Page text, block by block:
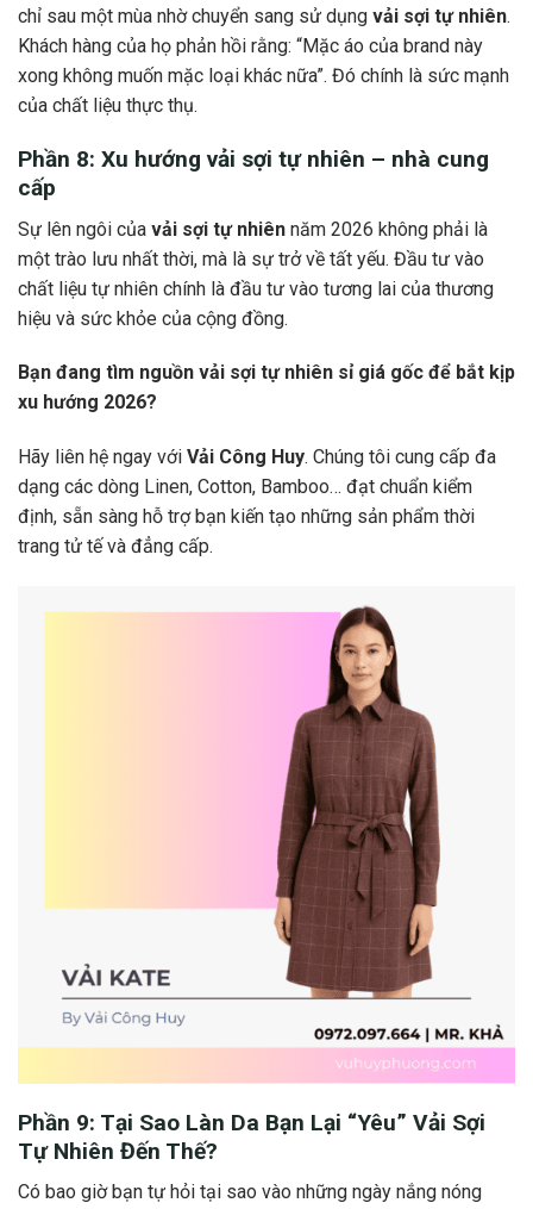
chỉ sau một mùa nhờ chuyển sang sử dụng vải sợi tự nhiên.
Khách hàng của họ phản hồi rằng: “Mặc áo của brand này
xong không muốn mặc loại khác nữa”. Đó chính là sức mạnh
của chất liệu thực thụ.
Phần 8: Xu hướng vải sợi tự nhiên – nhà cung
cấp
Sự lên ngôi của vải sợi tự nhiên năm 2026 không phải là
một trào lưu nhất thời, mà là sự trở về tất yếu. Đầu tư vào
chất liệu tự nhiên chính là đầu tư vào tương lai của thương
hiệu và sức khỏe của cộng đồng.
Bạn đang tìm nguồn vải sợi tự nhiên sỉ giá gốc để bắt kịp
xu hướng 2026?
Hãy liên hệ ngay với Vải Công Huy. Chúng tôi cung cấp đa
dạng các dòng Linen, Cotton, Bamboo… đạt chuẩn kiểm
định, sẵn sàng hỗ trợ bạn kiến tạo những sản phẩm thời
trang tử tế và đẳng cấp.
Phần 9: Tại Sao Làn Da Bạn Lại “Yêu” Vải Sợi
Tự Nhiên Đến Thế?
Có bao giờ bạn tự hỏi tại sao vào những ngày nắng nóng